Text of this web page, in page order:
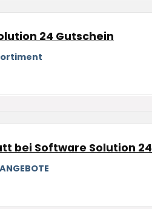
24 Gutschein
bei Software Solution 24